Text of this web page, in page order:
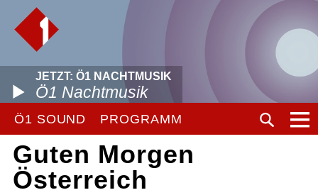
JETZT: Ö1 NACHTMUSIK
Ö1 Nachtmusik
Ö1 SOUND PROGRAMM
Guten Morgen
Österreich